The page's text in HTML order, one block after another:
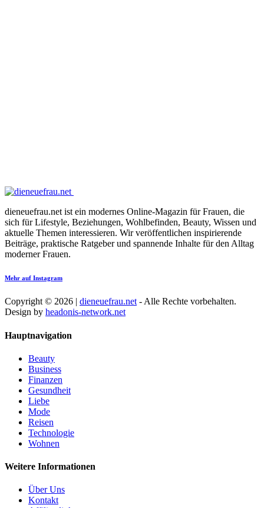
dieneuefrau.net ist ein modernes Online-Magazin für Frauen, die
sich für Lifestyle, Beziehungen, Wohlbefinden, Beauty, Wissen und
aktuelle Themen interessieren. Wir veröffentlichen inspirierende
Beiträge, praktische Ratgeber und spannende Inhalte für den Alltag
moderner Frauen.
Mehr auf Instagram
Copyright © 2026 | dieneuefrau.net - Alle Rechte vorbehalten.
Design by headonis-network.net
Hauptnavigation
Beauty
Business
Finanzen
Gesundheit
Liebe
Mode
Reisen
Technologie
Wohnen
Weitere Informationen
Über Uns
Kontakt